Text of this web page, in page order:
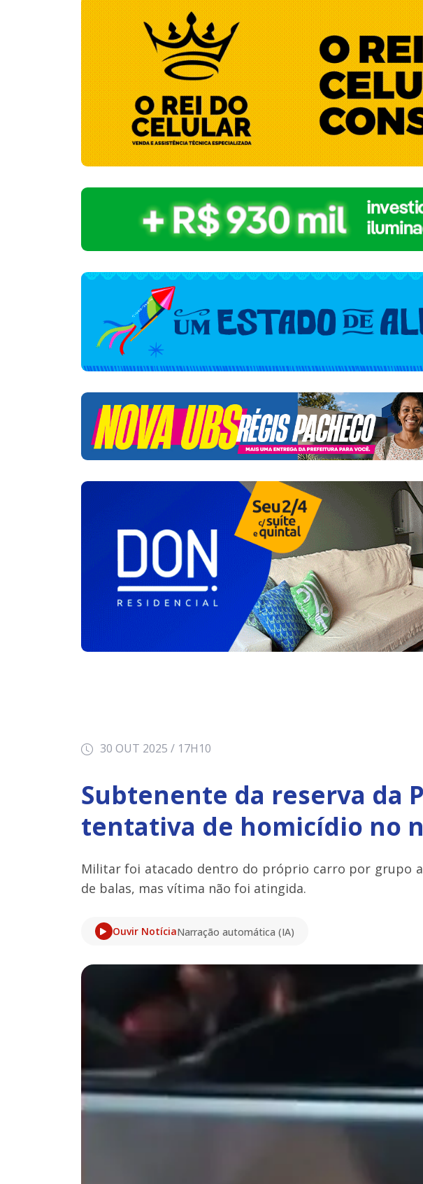
30 OUT 2025 / 17H10
Subtenente da reserva da
tentativa de homicídio no
Militar foi atacado dentro do próprio carro por grupo
de balas, mas vítima não foi atingida.
Ouvir NotíciaNarração automática (IA)